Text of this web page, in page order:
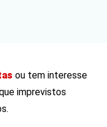
ou tem interesse
imprevistos